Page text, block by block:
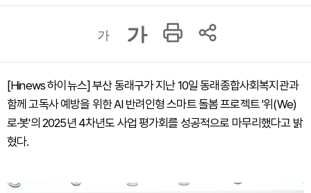
가 가
[Hinews 하이뉴스] 부산 동래구가 지난 10일 동래종합사회복지관과
함께 고독사 예방을 위한 AI 반려인형 스마트 돌봄 프로젝트 '위(We)
로·봇'의 2025년 4차년도 사업 평가회를 성공적으로 마무리했다고 밝
혔다.